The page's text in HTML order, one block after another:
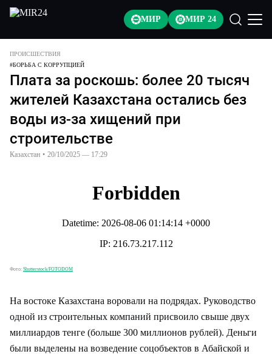
МИР МИР 24
ПРОИСШЕСТВИЯ
#БОРЬБА С КОРРУПЦИЕЙ
Плата за роскошь: более 20 тысяч
жителей Казахстана остались без
воды из-за хищений при
строительстве
Казахстан • 20/10/2025 — 17:29
Фото: Shutterstock/FOTODOM
На востоке Казахстана воровали на подрядах. Руководство
одной из строительных компаний присвоило свыше двух
миллиардов тенге (больше 300 миллионов рублей). Деньги
были выделены на возведение соцобъектов в Абайской и